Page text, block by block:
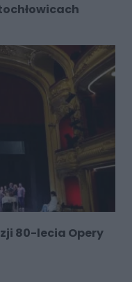
80-lecia Opery